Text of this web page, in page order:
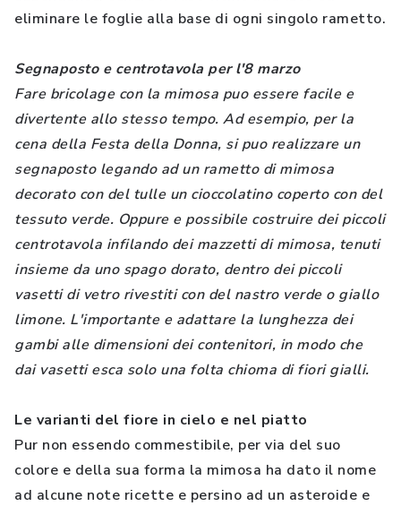
eliminare le foglie alla base di ogni singolo rametto.
Segnaposto e centrotavola per l'8 marzo
Fare bricolage con la mimosa puo essere facile e
divertente allo stesso tempo. Ad esempio, per la
cena della Festa della Donna, si puo realizzare un
segnaposto legando ad un rametto di mimosa
decorato con del tulle un cioccolatino coperto con del
tessuto verde. Oppure e possibile costruire dei piccoli
centrotavola infilando dei mazzetti di mimosa, tenuti
insieme da uno spago dorato, dentro dei piccoli
vasetti di vetro rivestiti con del nastro verde o giallo
limone. L'importante e adattare la lunghezza dei
gambi alle dimensioni dei contenitori, in modo che
dai vasetti esca solo una folta chioma di fiori gialli.
Le varianti del fiore in cielo e nel piatto
Pur non essendo commestibile, per via del suo
colore e della sua forma la mimosa ha dato il nome
ad alcune note ricette e persino ad un asteroide e